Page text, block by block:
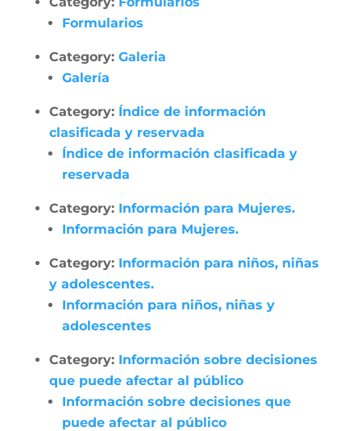
Formularios
Category: Galeria
Galería
Category: Índice de información
clasificada y reservada
Índice de información clasificada y
reservada
Category: Información para Mujeres.
Información para Mujeres.
Category: Información para niños, niñas
y adolescentes.
Información para niños, niñas y
adolescentes
Category: Información sobre decisiones
que puede afectar al público
Información sobre decisiones que
puede afectar al público